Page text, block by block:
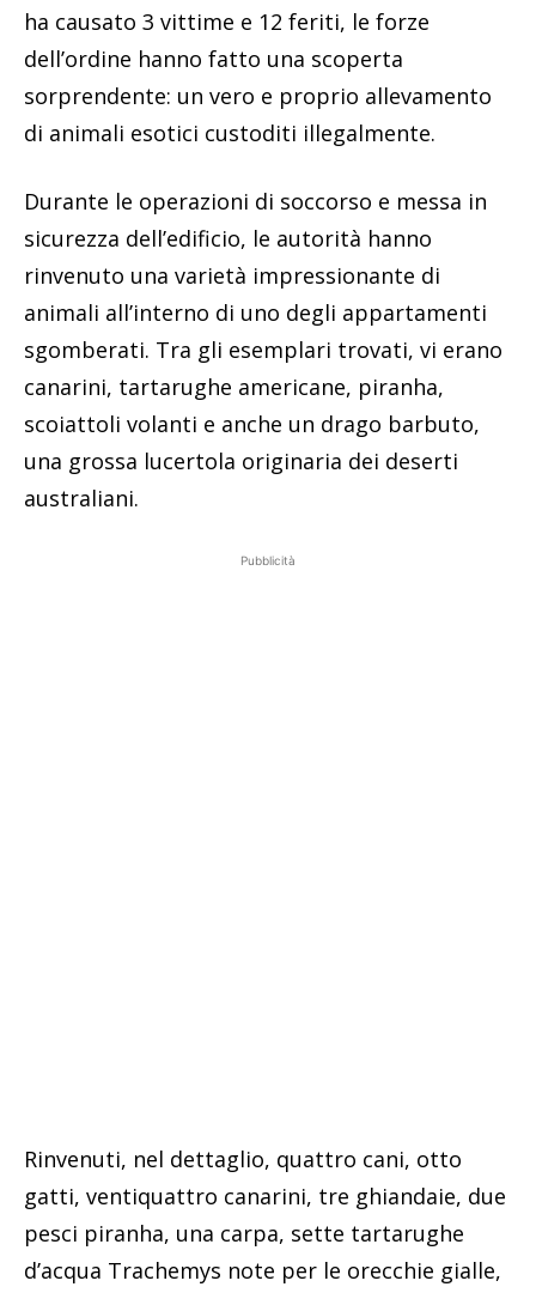
ha causato 3 vittime e 12 feriti, le forze
dell’ordine hanno fatto una scoperta
sorprendente: un vero e proprio allevamento
di animali esotici custoditi illegalmente.
Durante le operazioni di soccorso e messa in
sicurezza dell’edificio, le autorità hanno
rinvenuto una varietà impressionante di
animali all’interno di uno degli appartamenti
sgomberati. Tra gli esemplari trovati, vi erano
canarini, tartarughe americane, piranha,
scoiattoli volanti e anche un drago barbuto,
una grossa lucertola originaria dei deserti
australiani.
Pubblicità
Rinvenuti, nel dettaglio, quattro cani, otto
gatti, ventiquattro canarini, tre ghiandaie, due
pesci piranha, una carpa, sette tartarughe
d’acqua Trachemys note per le orecchie gialle,